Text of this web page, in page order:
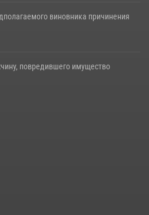
виновника причинения
повредившего имущество